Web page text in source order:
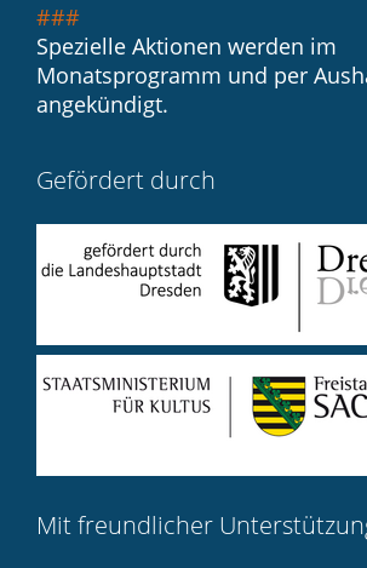
###
Spezielle Aktionen werden im
Monatsprogramm und per
angekündigt.
Gefördert durch
Mit freundlicher